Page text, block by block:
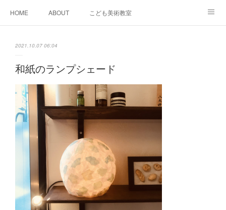
HOME ABOUT こども美術教室
bibu 規定
2021.10.07 06:04
和紙のランプシェード